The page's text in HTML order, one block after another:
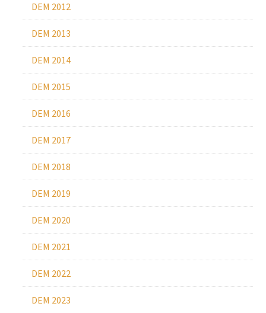
DEM 2012
DEM 2013
DEM 2014
DEM 2015
DEM 2016
DEM 2017
DEM 2018
DEM 2019
DEM 2020
DEM 2021
DEM 2022
DEM 2023